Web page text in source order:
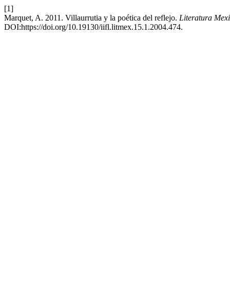
[1]
Marquet, A. 2011. Villaurrutia y la poética del reflejo. Literatura
DOI:https://doi.org/10.19130/iifl.litmex.15.1.2004.474.